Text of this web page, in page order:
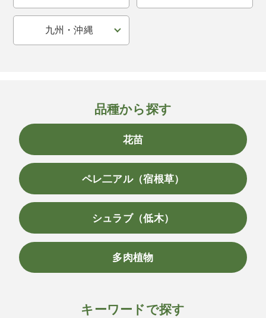
九州・沖縄
品種から探す
花苗
ペレ二アル（宿根草）
シュラブ（低木）
多肉植物
キーワードで探す